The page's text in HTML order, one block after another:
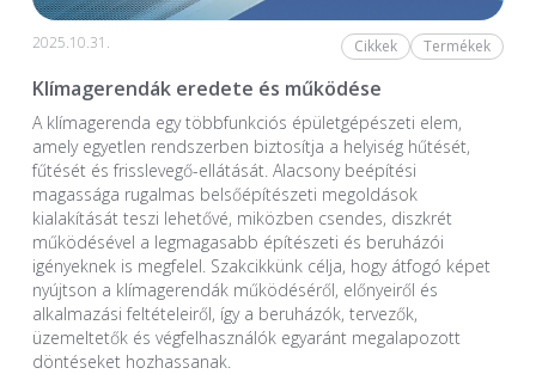
2025.10.31. Cikkek Termékek
Klímagerendák eredete és működése
A klímagerenda egy többfunkciós épületgépészeti elem,
amely egyetlen rendszerben biztosítja a helyiség hűtését,
fűtését és frisslevegő-ellátását. Alacsony beépítési
magassága rugalmas belsőépítészeti megoldások
kialakítását teszi lehetővé, miközben csendes, diszkrét
működésével a legmagasabb építészeti és beruházói
igényeknek is megfelel. Szakcikkünk célja, hogy átfogó képet
nyújtson a klímagerendák működéséről, előnyeiről és
alkalmazási feltételeiről, így a beruházók, tervezők,
üzemeltetők és végfelhasználók egyaránt megalapozott
döntéseket hozhassanak.